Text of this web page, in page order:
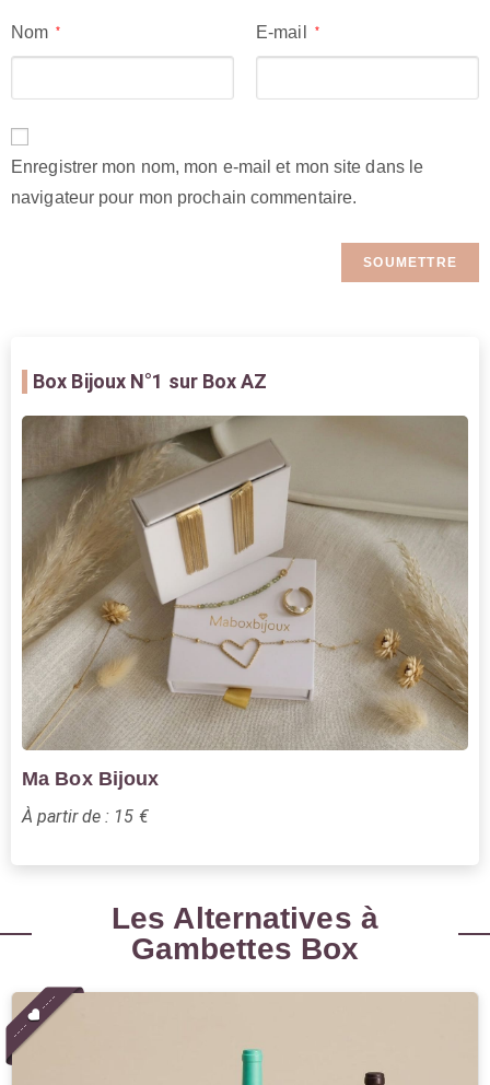
Nom * E-mail *
Enregistrer mon nom, mon e-mail et mon site dans le
navigateur pour mon prochain commentaire.
Box Bijoux N°1 sur Box AZ
Ma Box Bijoux
À partir de : 15 €
Les Alternatives à
Gambettes Box